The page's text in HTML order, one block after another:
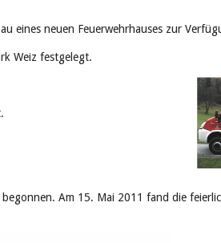
eines neuen Feuerwehrhauses zur
Weiz festgelegt.
Am 15. Mai 2011 fand die